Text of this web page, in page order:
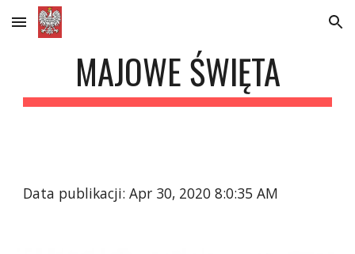
Skip to main content Skip to navigation
MAJOWE ŚWIĘTA
Data publikacji: Apr 30, 2020 8:0:35 AM